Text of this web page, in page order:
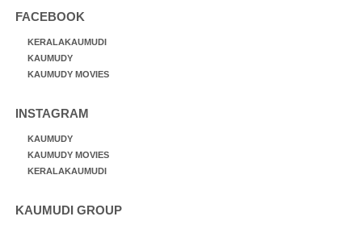
FACEBOOK
KERALAKAUMUDI
KAUMUDY
KAUMUDY MOVIES
INSTAGRAM
KAUMUDY
KAUMUDY MOVIES
KERALAKAUMUDI
KAUMUDI GROUP